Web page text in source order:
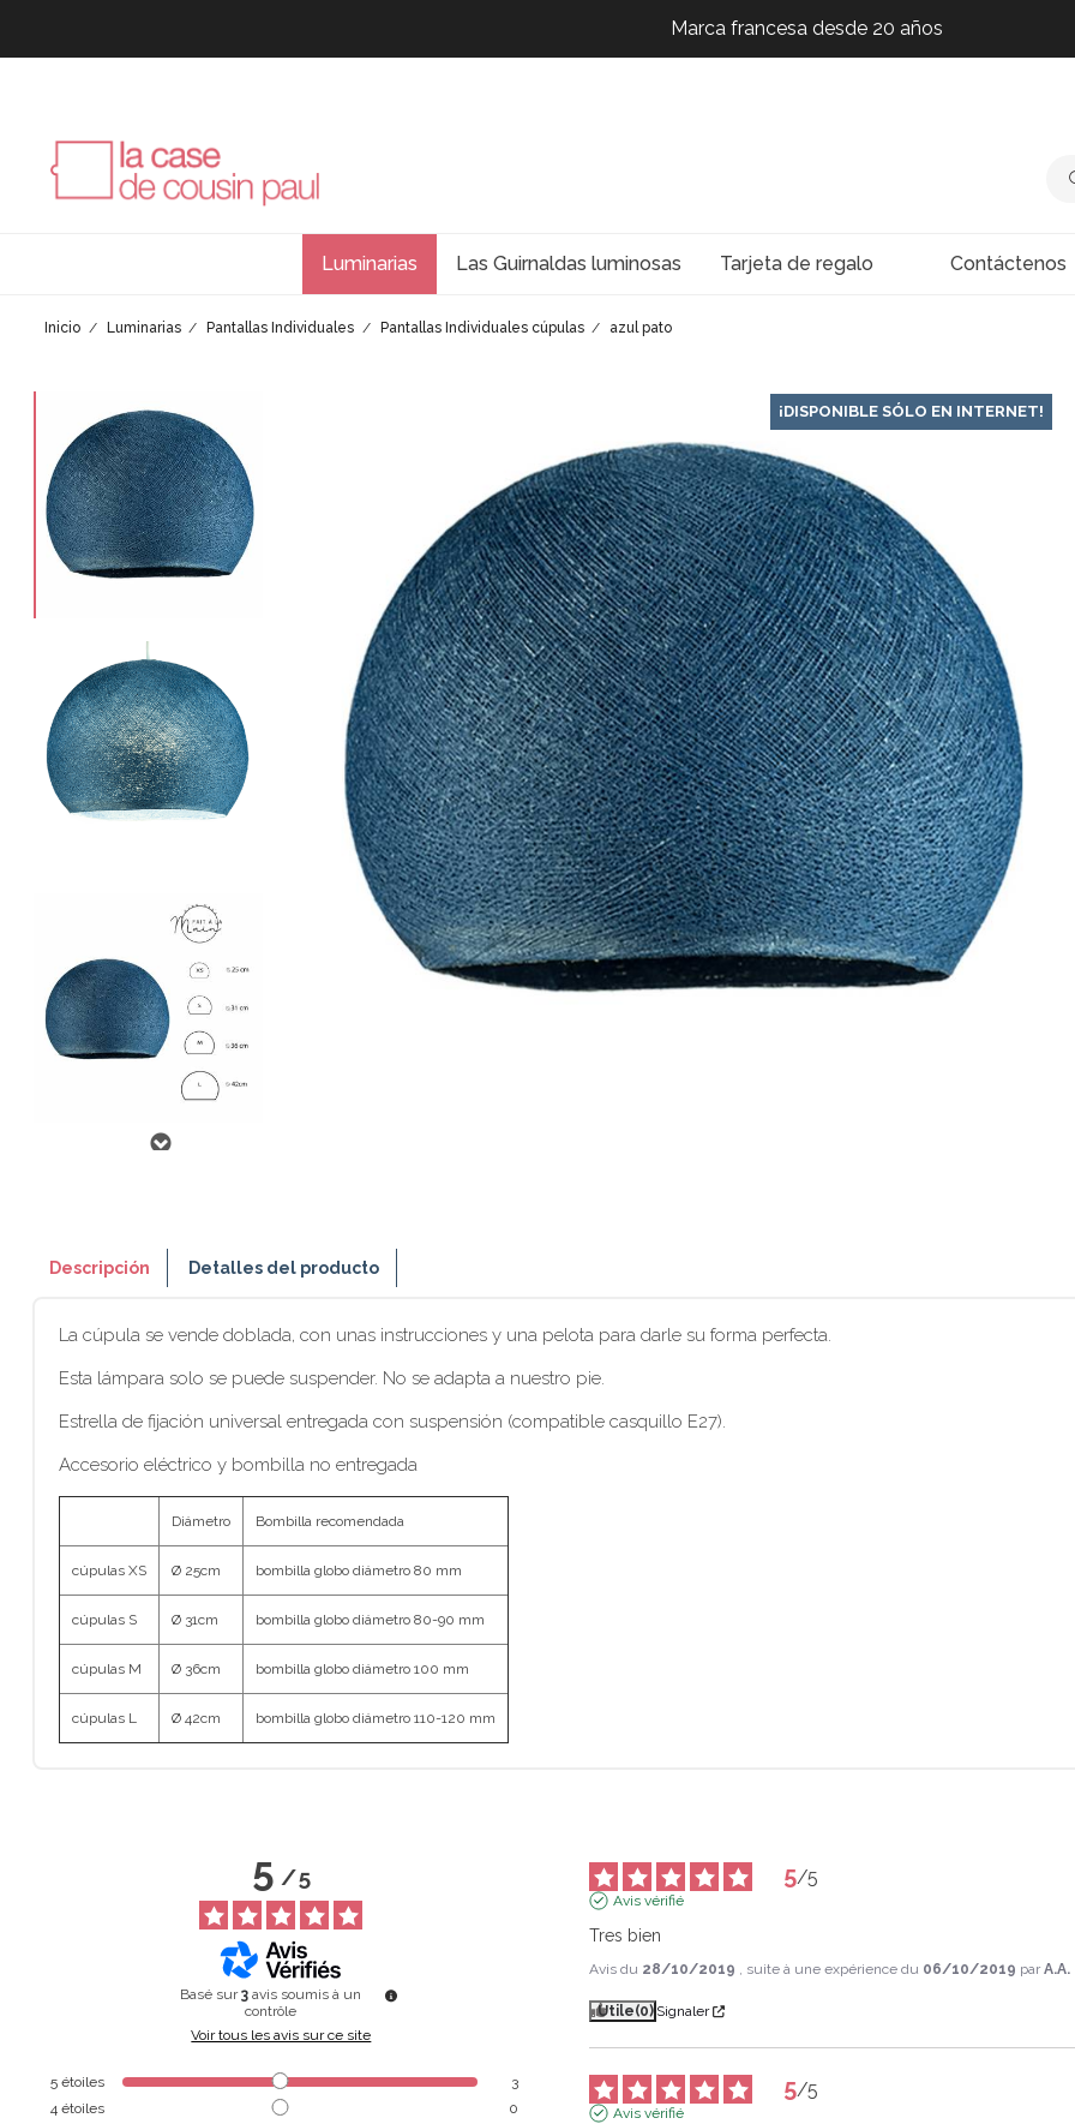
Marca francesa desde 20 años
Marca francesa desde 20 años
Luminarias Las Guirnaldas luminosas Tarjeta de regalo Contáctenos
Inicio Luminarias Pantallas Individuales Pantallas Individuales cúpulas azul pato
¡DISPONIBLE SÓLO EN INTERNET!
Descripción Detalles del producto
La cúpula se vende doblada, con unas instrucciones y una pelota para darle su forma perfecta.
Esta lámpara solo se puede suspender. No se adapta a nuestro pie.
Estrella de fijación universal entregada con suspensión (compatible casquillo E27).
Accesorio eléctrico y bombilla no entregada
Diámetro Bombilla recomendada
cúpulas XS Ø 25cm bombilla globo diámetro 80 mm
cúpulas S Ø 31cm bombilla globo diámetro 80-90 mm
cúpulas M Ø 36cm bombilla globo diámetro 100 mm
cúpulas L Ø 42cm bombilla globo diámetro 110-120 mm
5/5
Basé sur3 avis soumis à un
contrôle
Voir tous les avis sur ce site
5 étoiles
3
4 étoiles
0
5/5
Avis vérifié
Tres bien
Avis du 28/10/2019 , suite à une expérience du 06/10/2019 parA.A.
Utile(0) Signaler
5/5
Avis vérifié